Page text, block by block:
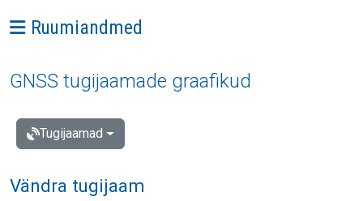
Ava menüü: Ruumiandmed
Ruumiandmed
GNSS tugijaamade graafikud
Tugijaamad
Vändra tugijaam